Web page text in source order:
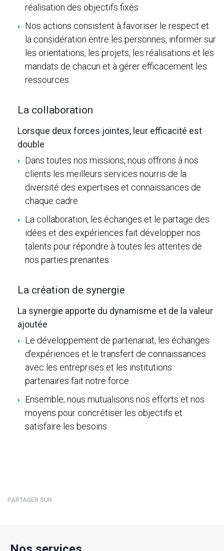
réalisation des objectifs fixés
Nos actions consistent à favoriser le respect et
la considération entre les personnes, informer sur
les orientations, les projets, les réalisations et les
mandats de chacun et à gérer efficacement les
ressources.
La collaboration
Lorsque deux forces jointes, leur efficacité est
double
Dans toutes nos missions, nous offrons à nos
clients les meilleurs services nourris de la
diversité des expertises et connaissances de
chaque cadre
La collaboration, les échanges et le partage des
idées et des expériences fait développer nos
talents pour répondre à toutes les attentes de
nos parties prenantes
La création de synergie
La synergie apporte du dynamisme et de la valeur
ajoutée
Le développement de partenariat, les échanges
d’expériences et le transfert de connaissances
avec les entreprises et les institutions
partenaires fait notre force
Ensemble, nous mutualisons nos efforts et nos
moyens pour concrétiser les objectifs et
satisfaire les besoins.
PARTAGER SUR